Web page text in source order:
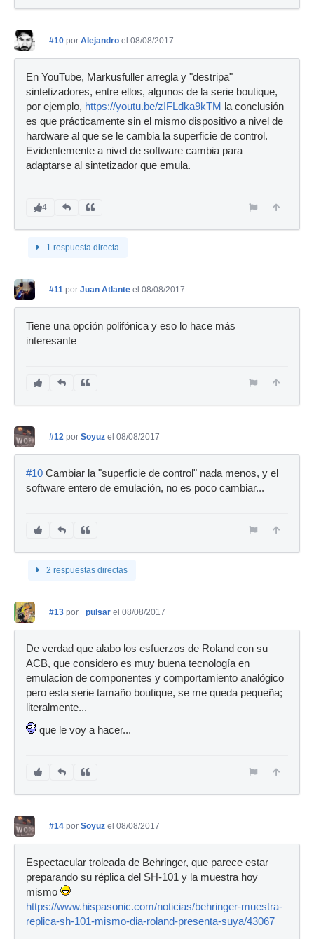
#10 por Alejandro el 08/08/2017
En YouTube, Markusfuller arregla y "destripa"
sintetizadores, entre ellos, algunos de la serie boutique,
por ejemplo, https://youtu.be/zIFLdka9kTM
la conclusión
es que prácticamente sin el mismo dispositivo a nivel de
hardware al que se le cambia la superficie de control.
Evidentemente a nivel de software cambia para
adaptarse al sintetizador que emula.
4
1 respuesta directa
#11 por Juan Atlante el 08/08/2017
Tiene una opción polifónica y eso lo hace más
interesante
#12 por Soyuz el 08/08/2017
#10 Cambiar la "superficie de control" nada menos, y el
software entero de emulación, no es poco cambiar...
2 respuestas directas
#13 por _pulsar el 08/08/2017
De verdad que alabo los esfuerzos de Roland con su
ACB, que considero es muy buena tecnología en
emulacion de componentes y comportamiento analógico
pero esta serie tamaño boutique, se me queda pequeña;
literalmente...
que le voy a hacer...
#14 por Soyuz el 08/08/2017
Espectacular troleada de Behringer, que parece estar
preparando su réplica del SH-101 y la muestra hoy
mismo
https://www.hispasonic.com/noticias/behringer-muestra-
replica-sh-101-mismo-dia-roland-presenta-suya/43067